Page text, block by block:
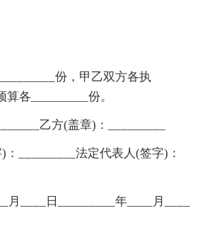
份，甲乙双方各执
算各_________份。
乙方(盖章)：_________
_________法定代表人(签字)：
月____日_________年____月____